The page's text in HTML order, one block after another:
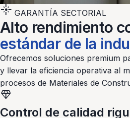
flare GARANTÍA SECTORIAL
Alto rendimiento
estándar de la
Ofrecemos soluciones premium
y llevar la eficiencia operativa al
procesos de Materiales de
diamond
Control de calidad